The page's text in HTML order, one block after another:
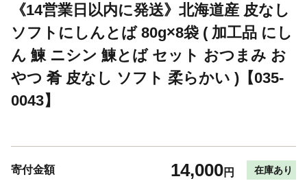
《14営業日以内に発送》北海道産 皮なし
ソフトにしんとば 80g×8袋 ( 加工品 にし
ん 鰊 ニシン 鰊とば セット おつまみ お
やつ 肴 皮なし ソフト 柔らかい )【035-
0043】
寄付金額 14,000円 在庫あり